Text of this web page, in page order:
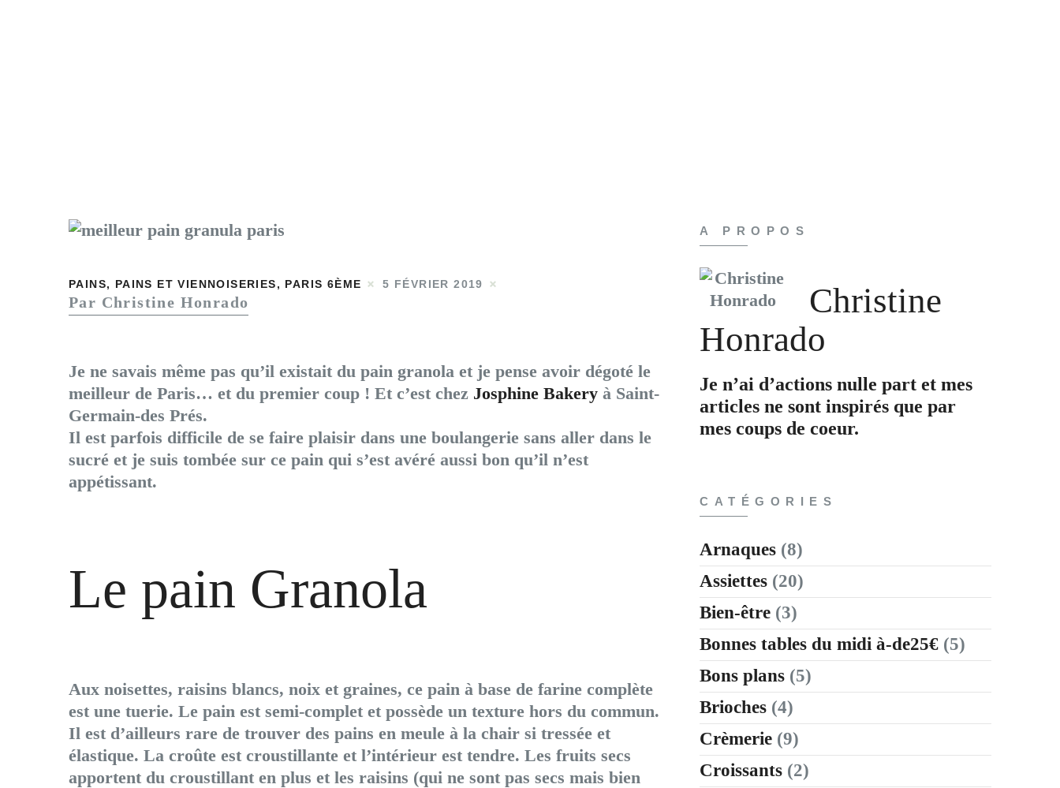
PAINS, PAINS ET VIENNOISERIES, PARIS 6ÈME 5 FÉVRIER 2019
Par Christine Honrado
Je ne savais même pas qu’il existait du pain granola et je pense avoir dégoté le
meilleur de Paris… et du premier coup ! Et c’est chez Josphine Bakery à Saint-
Germain-des Prés.
Il est parfois difficile de se faire plaisir dans une boulangerie sans aller dans le
sucré et je suis tombée sur ce pain qui s’est avéré aussi bon qu’il n’est
appétissant.
Le pain Granola
Aux noisettes, raisins blancs, noix et graines, ce pain à base de farine complète
est une tuerie. Le pain est semi-complet et possède un texture hors du commun.
Il est d’ailleurs rare de trouver des pains en meule à la chair si tressée et
élastique. La croûte est croustillante et l’intérieur est tendre. Les fruits secs
apportent du croustillant en plus et les raisins (qui ne sont pas secs mais bien
A PROPOS
Christine
Honrado
Je n’ai d’actions nulle part et mes
articles ne sont inspirés que par
mes coups de coeur.
CATÉGORIES
Arnaques (8)
Assiettes (20)
Bien-être (3)
Bonnes tables du midi à-de25€ (5)
Bons plans (5)
Brioches (4)
Crèmerie (9)
Croissants (2)